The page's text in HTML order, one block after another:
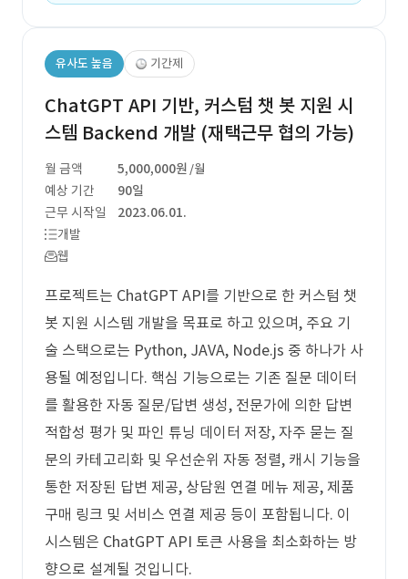
유사도 높음 기간제
ChatGPT API 기반, 커스텀 챗 봇 지원 시
스템 Backend 개발 (재택근무 협의 가능)
월 금액 5,000,000원 /월
예상 기간
90일
근무 시작일
2023.06.01.
개발
웹
프로젝트는 ChatGPT API를 기반으로 한 커스텀 챗
봇 지원 시스템 개발을 목표로 하고 있으며, 주요 기
술 스택으로는 Python, JAVA, Node.js 중 하나가 사
용될 예정입니다. 핵심 기능으로는 기존 질문 데이터
를 활용한 자동 질문/답변 생성, 전문가에 의한 답변
적합성 평가 및 파인 튜닝 데이터 저장, 자주 묻는 질
문의 카테고리화 및 우선순위 자동 정렬, 캐시 기능을
통한 저장된 답변 제공, 상담원 연결 메뉴 제공, 제품
구매 링크 및 서비스 연결 제공 등이 포함됩니다. 이
시스템은 ChatGPT API 토큰 사용을 최소화하는 방
향으로 설계될 것입니다.